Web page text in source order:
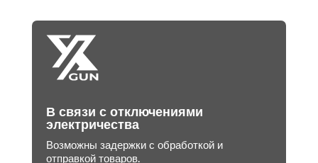
В связи с отключениями
электричества
Возможны задержки с обработкой и
отправкой товаров.